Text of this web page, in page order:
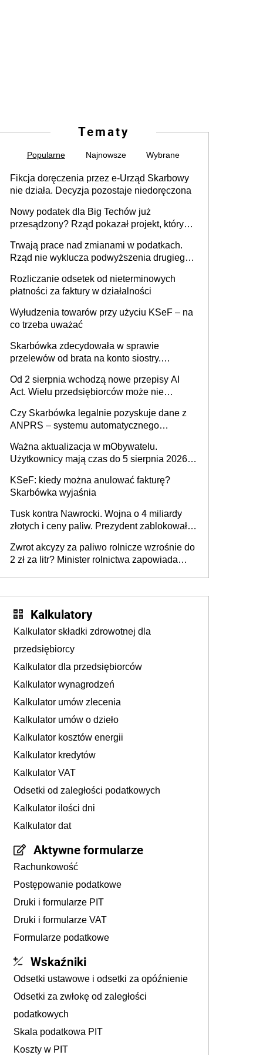
Tematy
Popularne Najnowsze Wybrane
Fikcja doręczenia przez e-Urząd Skarbowy
nie działa. Decyzja pozostaje niedoręczona
Nowy podatek dla Big Techów już
przesądzony? Rząd pokazał projekt, który
Trwają prace nad zmianami w podatkach.
Rząd nie wyklucza podwyższenia drugiego
Rozliczanie odsetek od nieterminowych
płatności za faktury w działalności
Wyłudzenia towarów przy użyciu KSeF – na
co trzeba uważać
Skarbówka zdecydowała w sprawie
przelewów od brata na konto siostry.
darowizna, ale podatku jednak nie będzie
Od 2 sierpnia wchodzą nowe przepisy AI
Act. Wielu przedsiębiorców może nie
Czy Skarbówka legalnie pozyskuje dane z
ANPRS – systemu automatycznego
pojazdów z kamer drogowych?
Ważna aktualizacja w mObywatelu.
Użytkownicy mają czas do 5 sierpnia 2026
KSeF: kiedy można anulować fakturę?
Skarbówka wyjaśnia
Tusk kontra Nawrocki. Wojna o 4 miliardy
złotych i ceny paliw. Prezydent zablokował
wymierzonym we wszystkich polskich
kierowców”
Zwrot akcyzy za paliwo rolnicze wzrośnie do
2 zł za litr? Minister rolnictwa zapowiada
Kalkulatory
Kalkulator składki zdrowotnej dla
przedsiębiorcy
Kalkulator dla przedsiębiorców
Kalkulator wynagrodzeń
Kalkulator umów zlecenia
Kalkulator umów o dzieło
Kalkulator kosztów energii
Kalkulator kredytów
Kalkulator VAT
Odsetki od zaległości podatkowych
Kalkulator ilości dni
Kalkulator dat
Aktywne formularze
Rachunkowość
Postępowanie podatkowe
Druki i formularze PIT
Druki i formularze VAT
Formularze podatkowe
Wskaźniki
Odsetki ustawowe i odsetki za opóźnienie
Odsetki za zwłokę od zaległości
podatkowych
Skala podatkowa PIT
Koszty w PIT